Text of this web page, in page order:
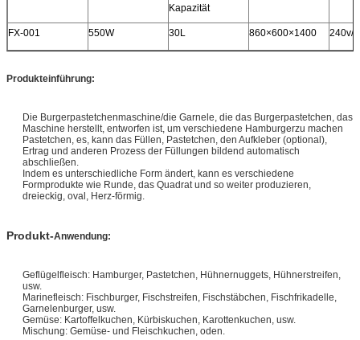
Kapazität
FX-001 550W 30L 860×600×1400 240v/
Produkteinführung:
Die Burgerpastetchenmaschine/die Garnele, die das Burgerpastetchen, das
Maschine herstellt, entworfen ist, um verschiedene Hamburgerzu machen
Pastetchen, es, kann das Füllen, Pastetchen, den Aufkleber (optional),
Ertrag und anderen Prozess der Füllungen bildend automatisch
abschließen.
Indem es unterschiedliche Form ändert, kann es verschiedene
Formprodukte wie Runde, das Quadrat und so weiter produzieren,
dreieckig, oval, Herz-förmig.
Produkt-Anwendung:
Geflügelfleisch: Hamburger, Pastetchen, Hühnernuggets, Hühnerstreifen,
usw.
Marinefleisch: Fischburger, Fischstreifen, Fischstäbchen, Fischfrikadelle,
Garnelenburger, usw.
Gemüse: Kartoffelkuchen, Kürbiskuchen, Karottenkuchen, usw.
Mischung: Gemüse- und Fleischkuchen, oden.